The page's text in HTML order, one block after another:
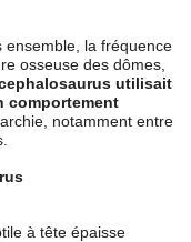
ensemble, la fréquence
osseuse des dômes,
utilisait
comportement
notamment entre
à tête épaisse